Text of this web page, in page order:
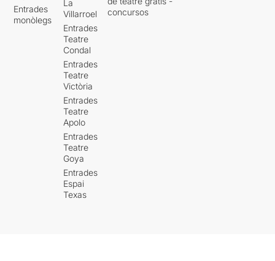
Entrades
monòlegs
La
Villarroel
Entrades
Teatre
Condal
Entrades
Teatre
Victòria
Entrades
Teatre
Apolo
Entrades
Teatre
Goya
Entrades
Espai
Texas
concursos